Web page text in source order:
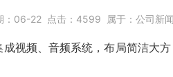
06-22 点击： 4599 属于： 公司新闻
频、音频系统，布局简洁大方